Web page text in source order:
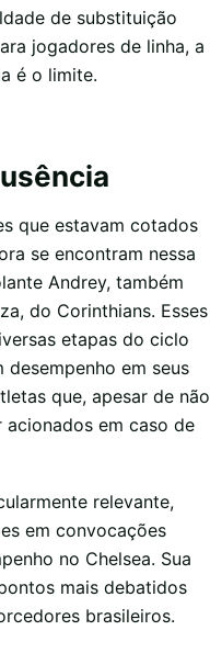
de substituição
jogadores de linha, a
é o limite.
que estavam cotados
se encontram nessa
Andrey, também
do Corinthians. Esses
etapas do ciclo
em seus
que, apesar de não
em caso de
relevante,
em convocações
no Chelsea. Sua
mais debatidos
brasileiros.